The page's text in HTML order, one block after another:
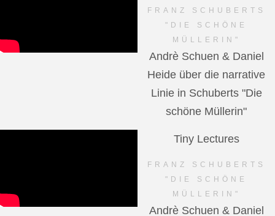
FRANZ SCHUBERTS
"DIE SCHÖNE
MÜLLERIN"
Andrè Schuen & Daniel
Heide über die narrative
Linie in Schuberts "Die
schöne Müllerin"
Tiny Lectures
FRANZ SCHUBERTS
"DIE SCHÖNE
MÜLLERIN"
Andrè Schuen & Daniel